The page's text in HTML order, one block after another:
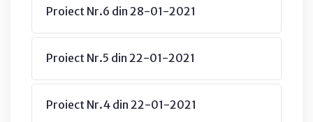
Proiect Nr.6 din 28-01-2021
Proiect Nr.5 din 22-01-2021
Proiect Nr.4 din 22-01-2021